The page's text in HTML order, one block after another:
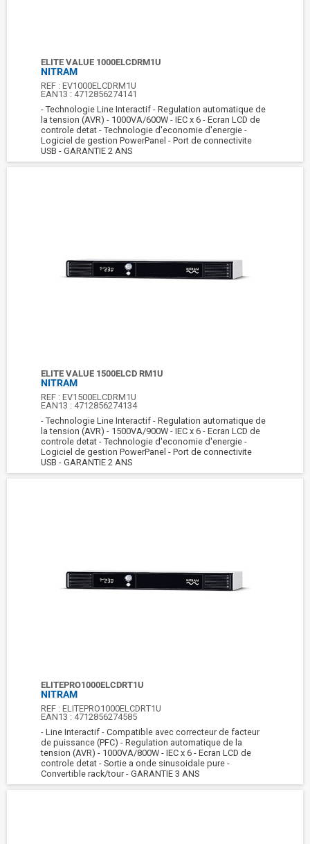
ELITE VALUE 1000ELCDRM1U
NITRAM
REF :EV1000ELCDRM1U
EAN13 : 4712856274141
- Technologie Line Interactif - Regulation automatique de
la tension (AVR) - 1000VA/600W - IEC x 6 - Ecran LCD de
controle detat - Technologie d'economie d'energie -
Logiciel de gestion PowerPanel - Port de connectivite
USB - GARANTIE 2 ANS
ELITE VALUE 1500ELCD RM1U
NITRAM
REF :EV1500ELCDRM1U
EAN13 : 4712856274134
- Technologie Line Interactif - Regulation automatique de
la tension (AVR) - 1500VA/900W - IEC x 6 - Ecran LCD de
controle detat - Technologie d'economie d'energie -
Logiciel de gestion PowerPanel - Port de connectivite
USB - GARANTIE 2 ANS
ELITEPRO1000ELCDRT1U
NITRAM
REF :ELITEPRO1000ELCDRT1U
EAN13 : 4712856274585
- Line Interactif - Compatible avec correcteur de facteur
de puissance (PFC) - Regulation automatique de la
tension (AVR) - 1000VA/800W - IEC x 6 - Ecran LCD de
controle detat - Sortie a onde sinusoidale pure -
Convertible rack/tour - GARANTIE 3 ANS